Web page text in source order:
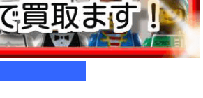
す！！